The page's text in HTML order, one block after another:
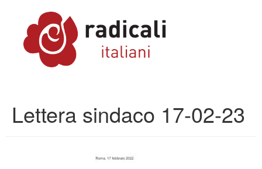
Lettera sindaco 17-02-23